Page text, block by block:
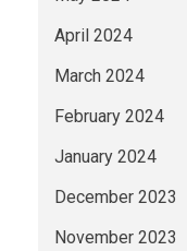
April 2024
March 2024
February 2024
January 2024
December 2023
November 2023